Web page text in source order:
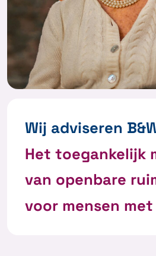
Wij adviseren
Het toegankelijk
van openbare
voor mensen